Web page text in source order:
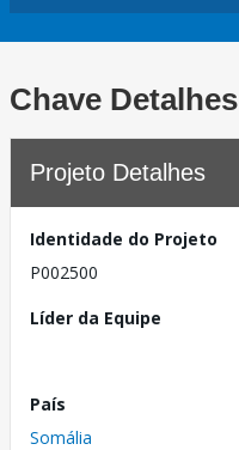
Chave Detalhes
Projeto Detalhes
Identidade do Projeto
P002500
Líder da Equipe
País
Somália